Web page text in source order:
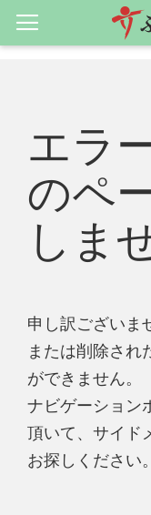
エラ
のペ
しま
申し訳ございま
または削除され
ができません。
ナビゲーション
頂いて、サイド
お探しください。